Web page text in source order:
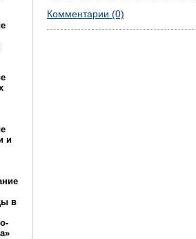
и
в
Комментарии (0)